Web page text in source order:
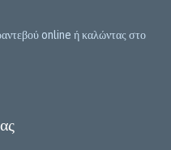
online ή καλώντας στο